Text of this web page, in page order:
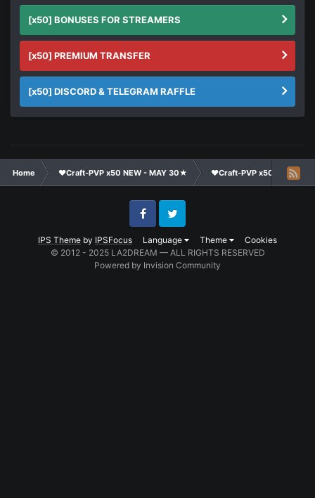
[x50] BONUSES FOR STREAMERS
[x50] PREMIUM TRANSFER
[x50] DISCORD & TELEGRAM RAFFLE
Home ❤Craft-PVP x50 NEW - MAY 30★ ❤Craft-PVP x50★
IPS Theme by IPSFocus Language Theme Cookies
FacebookTwitter
© 2012 - 2025 LA2DREAM — ALL RIGHTS RESERVED
Powered by Invision Community